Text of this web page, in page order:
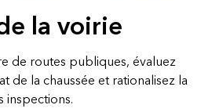
la voirie
de routes publiques, évaluez
de la chaussée et rationalisez la
inspections.